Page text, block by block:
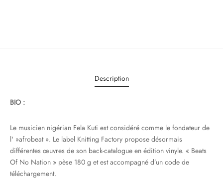
Description
BIO :
Le musicien nigérian Fela Kuti est considéré comme le fondateur de
l' »afrobeat ». Le label Knitting Factory propose désormais
différentes œuvres de son back-catalogue en édition vinyle. « Beats
Of No Nation » pèse 180 g et est accompagné d’un code de
téléchargement.